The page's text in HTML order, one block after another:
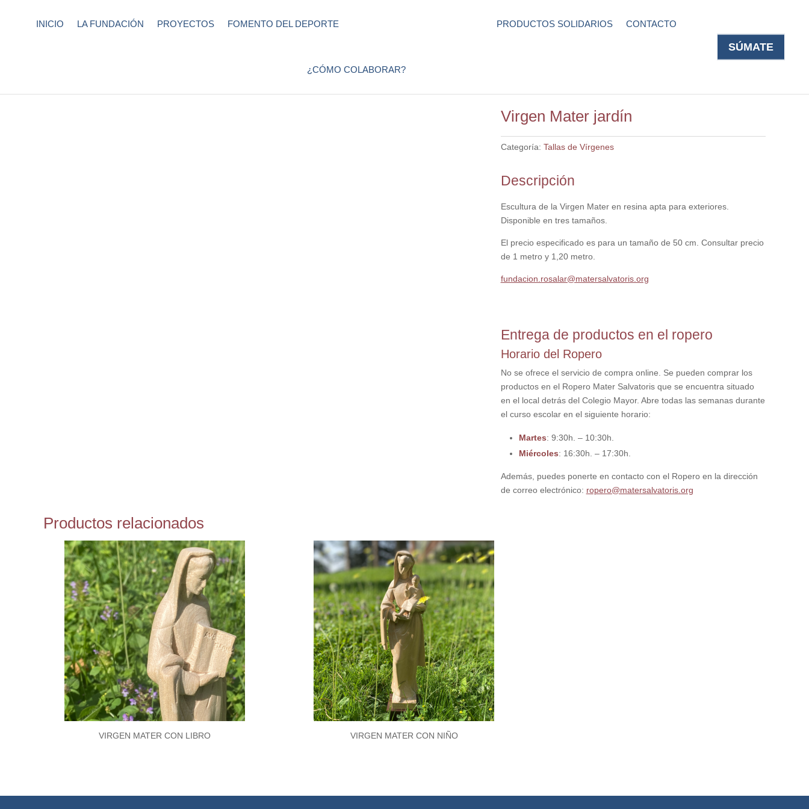
INICIO LA FUNDACIÓN PROYECTOS FOMENTO DEL DEPORTE PRODUCTOS SOLIDARIOS CONTACTO
¿CÓMO COLABORAR?
SÚMATE
Virgen Mater jardín
Categoría: Tallas de Vírgenes
Descripción
Escultura de la Virgen Mater en resina apta para exteriores.
Disponible en tres tamaños.
El precio especificado es para un tamaño de 50 cm. Consultar precio
de 1 metro y 1,20 metro.
fundacion.rosalar@matersalvatoris.org
Entrega de productos en el ropero
Horario del Ropero
No se ofrece el servicio de compra online. Se pueden comprar los
productos en el Ropero Mater Salvatoris que se encuentra situado
en el local detrás del Colegio Mayor. Abre todas las semanas durante
el curso escolar en el siguiente horario:
Martes: 9:30h. – 10:30h.
Miércoles: 16:30h. – 17:30h.
Además, puedes ponerte en contacto con el Ropero en la dirección
de correo electrónico: ropero@matersalvatoris.org
Productos relacionados
VIRGEN MATER CON LIBRO VIRGEN MATER CON NIÑO